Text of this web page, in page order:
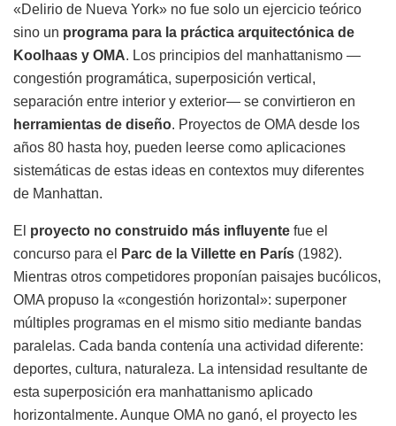
«Delirio de Nueva York» no fue solo un ejercicio teórico
sino un programa para la práctica arquitectónica de
Koolhaas y OMA. Los principios del manhattanismo —
congestión programática, superposición vertical,
separación entre interior y exterior— se convirtieron en
herramientas de diseño. Proyectos de OMA desde los
años 80 hasta hoy, pueden leerse como aplicaciones
sistemáticas de estas ideas en contextos muy diferentes
de Manhattan.
El proyecto no construido más influyente fue el
concurso para el
Parc de la Villette en París (1982).
Mientras otros competidores proponían paisajes bucólicos,
OMA propuso la «congestión horizontal»: superponer
múltiples programas en el mismo sitio mediante bandas
paralelas. Cada banda contenía una actividad diferente:
deportes, cultura, naturaleza. La intensidad resultante de
esta superposición era manhattanismo aplicado
horizontalmente. Aunque OMA no ganó, el proyecto les